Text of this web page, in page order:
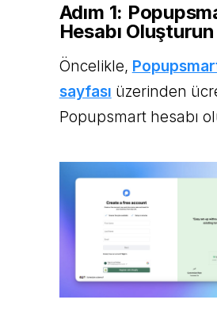
Adım 1:
Hesabı Oluşturun
Öncelikle,
sayfası üzerinden
Popupsmart hesabı